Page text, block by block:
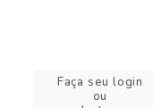
Faça seu login
ou